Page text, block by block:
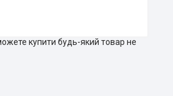
купити будь-який товар не